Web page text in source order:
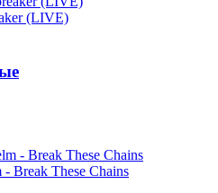
(LIVE)
Break These Chains